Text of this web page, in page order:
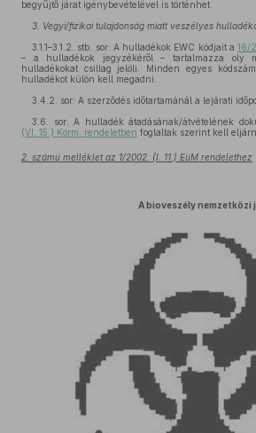
begyűjtő járat igénybevételével is történhet.
3. Vegyi/fizikai tulajdonság miatt veszélyes
3.1.1–3.1.2. stb. sor: A hulladékok EWC kódjait a 16/
– a hulladékok jegyzékéről – tartalmazza oly
hulladékokat csillag jelöli. Minden egyes
hulladékot külön kell megadni.
3.4.2. sor: A szerződés időtartamánál a lejárati
3.6. sor: A hulladék átadásának/átvételének
(VI. 15.) Korm. rendeletben foglaltak szerint kell
2. számú melléklet az 1/2002. (I. 11.) EüM rendelethez
A bioveszély nemzetközi